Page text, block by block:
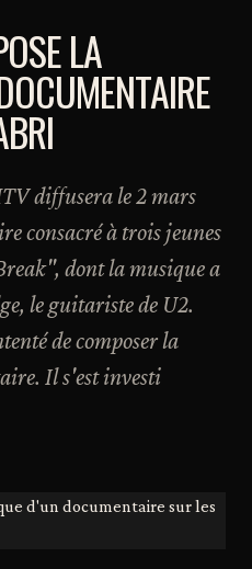
LA
diffusera le 2 mars
consacré à trois jeunes
dont la musique a
le guitariste de U2.
de composer la
Il s'est investi